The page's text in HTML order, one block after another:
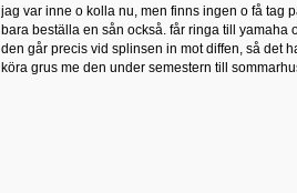
jag var inne o kolla nu, men finns ingen o få tag
bara beställa en sån också. får ringa till yamaha
den går precis vid splinsen in mot diffen, så det
köra grus me den under semestern till